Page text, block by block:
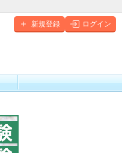
新規登録 ログイン